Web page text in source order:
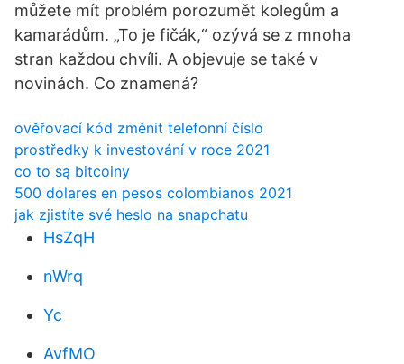
můžete mít problém porozumět kolegům a
kamarádům. „To je fičák,“ ozývá se z mnoha
stran každou chvíli. A objevuje se také v
novinách. Co znamená?
ověřovací kód změnit telefonní číslo
prostředky k investování v roce 2021
co to są bitcoiny
500 dolares en pesos colombianos 2021
jak zjistíte své heslo na snapchatu
HsZqH
nWrq
Yc
AvfMO